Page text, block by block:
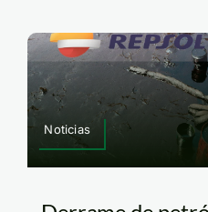
Noticias